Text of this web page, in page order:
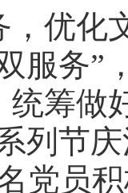
，优化
服务”
筹做
列节
党员